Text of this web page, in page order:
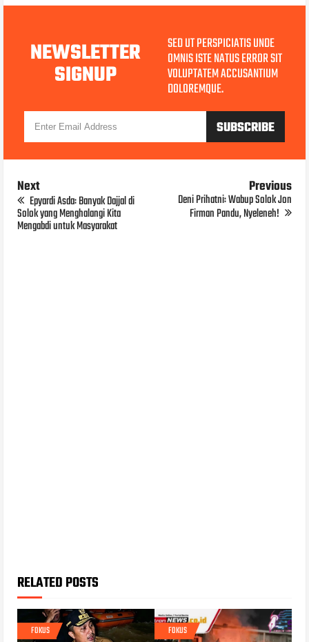
NEWSLETTER
SIGNUP
SED UT PERSPICIATIS UNDE
OMNIS ISTE NATUS ERROR SIT
VOLUPTATEM ACCUSANTIUM
DOLOREMQUE.
Next
Epyardi Asda: Banyak Dajjal di
Solok yang Menghalangi Kita
Mengabdi untuk Masyarakat
Previous
Deni Prihatni: Wabup Solok Jon
Firman Pandu, Nyeleneh!
RELATED POSTS
FOKUS FOKUS